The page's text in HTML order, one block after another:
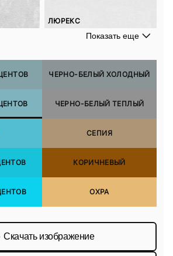
ЛЮРЕКС
Показать еще
ЧЕРНО-БЕЛЫЙ ХОЛОДНЫЙ
ЧЕРНО-БЕЛЫЙ ТЕПЛЫЙ
СЕПИЯ
КОРИЧНЕВЫЙ
ОХРА
Скачать изображение